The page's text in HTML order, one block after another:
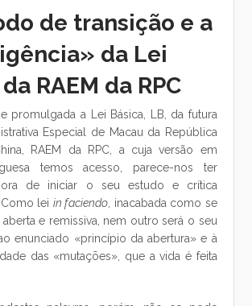
de transição e a
da Lei
RAEM da RPC
promulgada a Lei Básica, LB, da futura
Especial de Macau da República
RAEM da RPC, a cuja versão em
temos acesso, parece-nos ter
de iniciar o seu estudo e crítica
lei in faciendo , inacabada como se
aberta e remissiva, nem outro será o seu
enunciado «princípio da abertura» e à
das «mutações», que a vida é feita